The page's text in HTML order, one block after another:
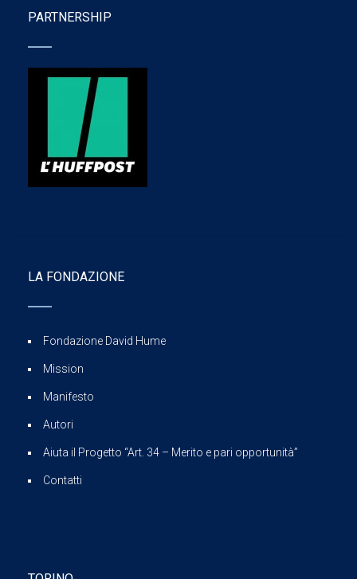
PARTNERSHIP
LA FONDAZIONE
Fondazione David Hume
Mission
Manifesto
Autori
Aiuta il Progetto “Art. 34 – Merito e pari opportunità”
Contatti